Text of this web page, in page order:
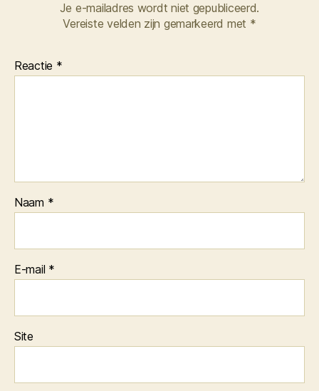
Je e-mailadres wordt niet gepubliceerd.
Vereiste velden zijn gemarkeerd met *
Reactie *
Naam *
E-mail *
Site